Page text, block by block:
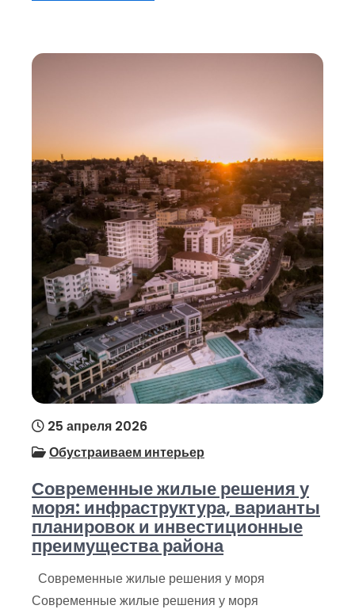
25 апреля 2026
Обустраиваем интерьер
Современные жилые решения у
моря: инфраструктура, варианты
планировок и инвестиционные
преимущества района
Современные жилые решения у моря
Современные жилые решения у моря